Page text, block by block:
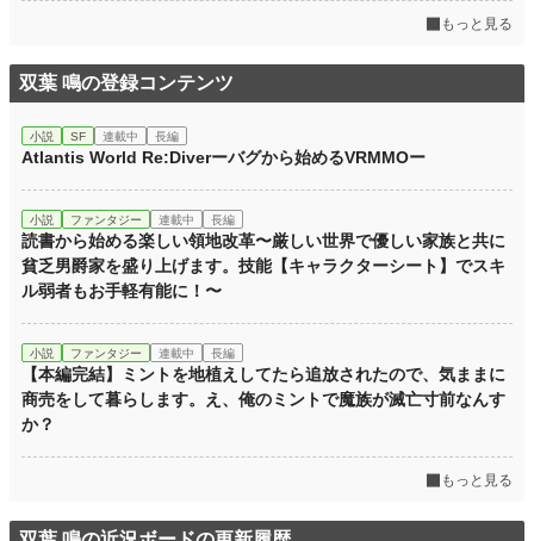
もっと見る
双葉 鳴の登録コンテンツ
小説 SF 連載中 長編
Atlantis World Re:Diverーバグから始めるVRMMOー
小説 ファンタジー 連載中 長編
読書から始める楽しい領地改革〜厳しい世界で優しい家族と共に
貧乏男爵家を盛り上げます。技能【キャラクターシート】でスキ
ル弱者もお手軽有能に！〜
小説 ファンタジー 連載中 長編
【本編完結】ミントを地植えしてたら追放されたので、気ままに
商売をして暮らします。え、俺のミントで魔族が滅亡寸前なんす
か？
もっと見る